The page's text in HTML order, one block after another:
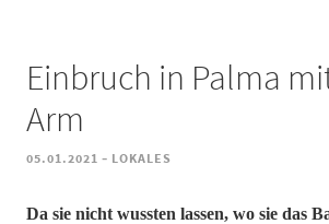
Einbruch in Palma
Arm
05.01.2021 - LOKALES
Da sie nicht wussten lassen, wo sie das